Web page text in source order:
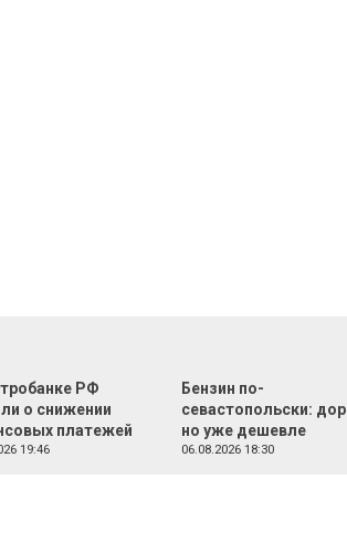
РФ
о снижении
платежей
19:46
Бензин по-
севастопольски:
но уже дешевле
06.08.2026 18:30